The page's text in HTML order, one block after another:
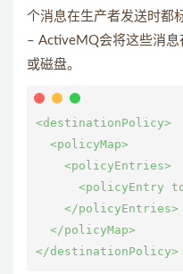
个消息在生产者发送时都
– ActiveMQ会将这些消
或磁盘。
<destinationPolicy>
  <policyMap>
    <policyEntries>
<policyEntry
    </policyEntries>
  </policyMap>